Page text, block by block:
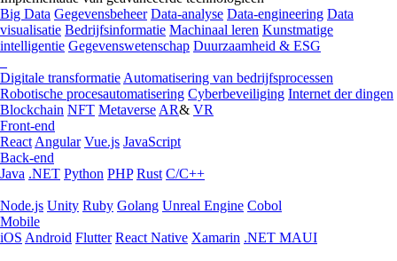
Big Data Gegevensbeheer Data-analyse Data-engineering Data
visualisatie Bedrijfsinformatie Machinaal leren Kunstmatige
intelligentie Gegevenswetenschap Duurzaamheid & ESG
Digitale transformatie Automatisering van bedrijfsprocessen
Robotische procesautomatisering Cyberbeveiliging Internet der dingen
Blockchain NFT Metaverse AR& VR
Front-end
React Angular Vue.js JavaScript
Back-end
Java .NET Python PHP Rust C/C++
Node.js Unity Ruby Golang Unreal Engine Cobol
Mobile
iOS Android Flutter React Native Xamarin .NET MAUI